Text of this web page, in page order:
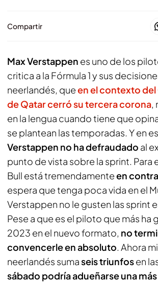
Compartir
Max Verstappen es uno de los
critica a la Fórmula 1 y sus
neerlandés, queen el contexto del
de Qatarcerró su tercera corona,
en la lengua cuando tiene que
se plantean las temporadas. Y en
Verstappen no ha defraudado al
punto de vista sobre la sprint. Para
Bull está tremendamenteen
espera que tenga poca vida en el
Verstappen no le gusten las sprint
Pese a que es el piloto que más ha
2023 en el nuevo formato, no
convencerle en absoluto. Ahora
neerlandés sumaseis triunfosen
sábado podría adueñarse una más